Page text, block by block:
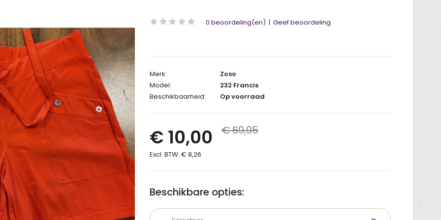
0 beoordeling(en) | Geef beoordeling
Merk:
Zoso
Model:
232 Francis
Beschikbaarheid:
Op voorraad
€ 10,00 € 69,95
Excl. BTW: € 8,26
Beschikbare opties: